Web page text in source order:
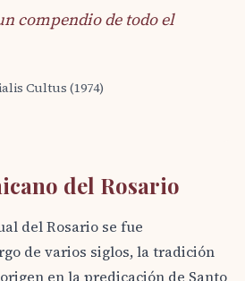
compendio de todo el
Cultus (1974)
del Rosario
del Rosario se fue
de varios siglos, la tradición
en la predicación de Santo